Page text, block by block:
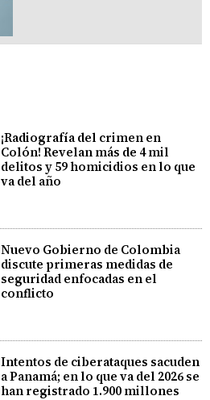
¡Radiografía del crimen en
Colón! Revelan más de 4 mil
delitos y 59 homicidios en lo que
va del año
Nuevo Gobierno de Colombia
discute primeras medidas de
seguridad enfocadas en el
conflicto
Intentos de ciberataques sacuden
a Panamá; en lo que va del 2026 se
han registrado 1.900 millones